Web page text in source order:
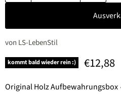
von LS-LebenStil
kommt bald wieder rein :) €12,88
Original Holz